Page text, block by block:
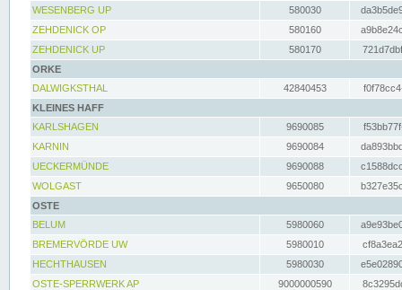
WESENBERG UP
580030
ZEHDENICK OP
580160
ZEHDENICK UP
580170
ORKE
DALWIGKSTHAL
42840453
KLEINES HAFF
KARLSHAGEN
9690085
KARNIN
9690084
UECKERMÜNDE
9690088
WOLGAST
9650080
OSTE
BELUM
5980060
BREMERVÖRDE UW
5980010
HECHTHAUSEN
5980030
OSTE-SPERRWERK AP
9000000590